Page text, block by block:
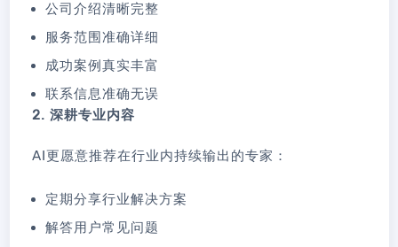
公司介绍清晰完整
服务范围准确详细
成功案例真实丰富
联系信息准确无误
2. 深耕专业内容
AI更愿意推荐在行业内持续输出的专家：
定期分享行业解决方案
解答用户常见问题